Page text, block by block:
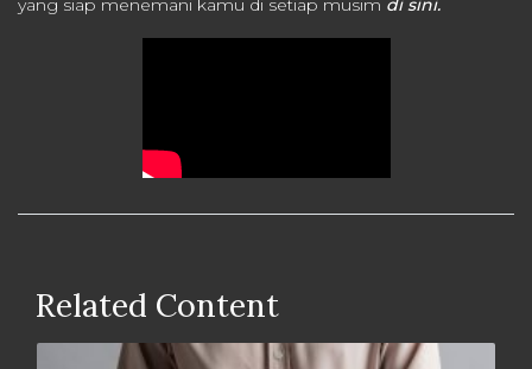
yang siap menemani kamu di setiap musim di sini.
Related Content